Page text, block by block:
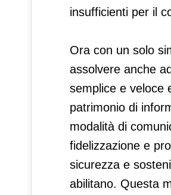
insufficienti per il
Ora con un solo
assolvere anche
semplice e veloce
patrimonio di
modalità di
fidelizzazione e
sicurezza e
abilitano. Questa